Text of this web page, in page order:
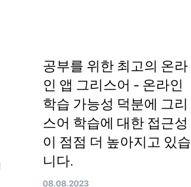
공부를 위한 최고의 온라
인 앱 그리스어 - 온라인
학습 가능성 덕분에 그리
스어 학습에 대한 접근성
이 점점 더 높아지고 있습
니다.
08.08.2023